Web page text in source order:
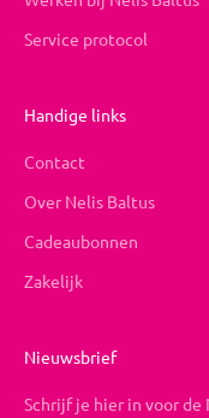
Service protocol
Handige links
Contact
Over Nelis Baltus
Cadeaubonnen
Zakelijk
Nieuwsbrief
Schrijf je hier in voor